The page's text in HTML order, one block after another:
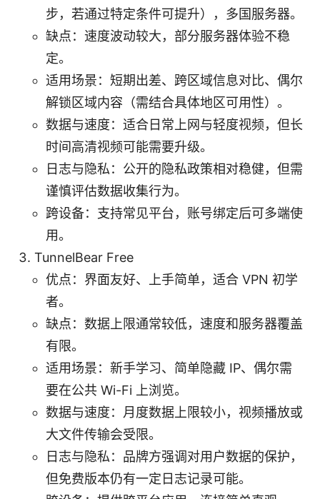
步，若通过特定条件可提升），多国服务器。
缺点：速度波动较大，部分服务器体验不稳
定。
适用场景：短期出差、跨区域信息对比、偶尔
解锁区域内容（需结合具体地区可用性）。
数据与速度：适合日常上网与轻度视频，但长
时间高清视频可能需要升级。
日志与隐私：公开的隐私政策相对稳健，但需
谨慎评估数据收集行为。
跨设备：支持常见平台，账号绑定后可多端使
用。
TunnelBear Free
优点：界面友好、上手简单，适合 VPN 初学
者。
缺点：数据上限通常较低，速度和服务器覆盖
有限。
适用场景：新手学习、简单隐藏 IP、偶尔需
要在公共 Wi-Fi 上浏览。
数据与速度：月度数据上限较小，视频播放或
大文件传输会受限。
日志与隐私：品牌方强调对用户数据的保护，
但免费版本仍有一定日志记录可能。